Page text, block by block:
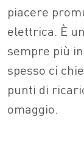
piacere
elettrica. È
sempre più
spesso ci
punti di
omaggio.